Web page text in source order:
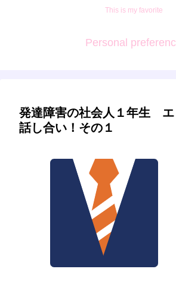
This is my favorite
Personal
発達障害の社会人１年生 エ
話し合い！その１